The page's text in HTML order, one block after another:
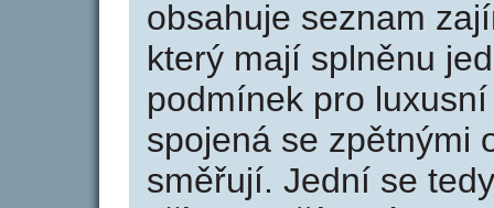
obsahuje seznam
který mají splněnu
podmínek pro
spojená se zpětnými
směřují. Jední se